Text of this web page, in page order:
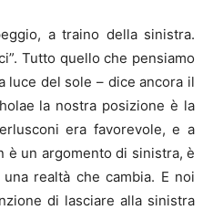
a traino della sinistra.
Tutto quello che pensiamo
luce del sole – dice ancora il
la nostra posizione è la
era favorevole, e a
è un argomento di sinistra, è
realtà che cambia. E noi
di lasciare alla sinistra